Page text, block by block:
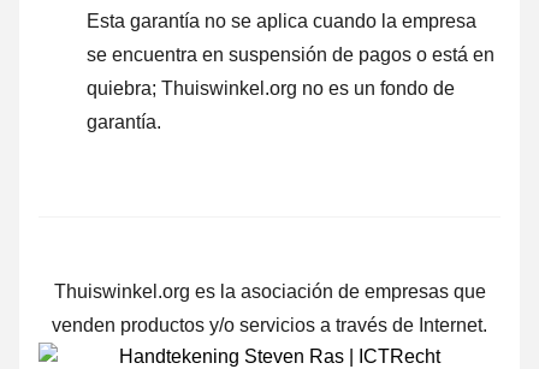
Esta garantía no se aplica cuando la empresa
se encuentra en suspensión de pagos o está en
quiebra; Thuiswinkel.org no es un fondo de
garantía.
Thuiswinkel.org es la asociación de empresas que
venden productos y/o servicios a través de Internet.